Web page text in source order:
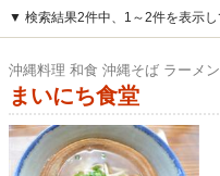
キッズルーム
安い デー
▼ 検索結果2件中、1～2件を表示し
沖縄料理 和食 沖縄そば ラーメ
まいにち食堂